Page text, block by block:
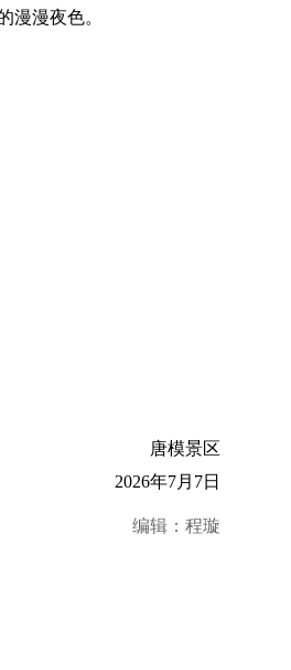
漫漫夜色。
唐模景区
2026年7月7日
编辑：程璇